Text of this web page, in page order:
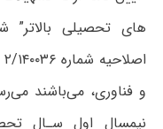
و فناوری، می‌باشند